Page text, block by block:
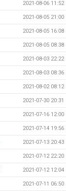
2021-08-06 11:52
2021-08-05 21:00
2021-08-05 16:08
2021-08-05 08:38
2021-08-03 22:22
2021-08-03 08:36
2021-08-02 08:12
2021-07-30 20:31
2021-07-16 12:00
2021-07-14 19:56
2021-07-13 20:43
2021-07-12 22:20
2021-07-12 12:04
2021-07-11 06:50